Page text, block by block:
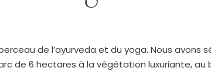
de l’ayurveda et du yoga. Nous avons
de 6 hectares à la végétation luxuriante, au